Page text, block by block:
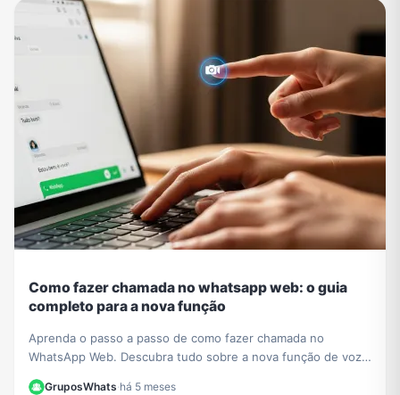
Como fazer chamada no whatsapp web: o guia
completo para a nova função
Aprenda o passo a passo de como fazer chamada no
WhatsApp Web. Descubra tudo sobre a nova função de voz
e vídeo que chegou ao navegador sem instalar nada.
GruposWhats·há 5 meses